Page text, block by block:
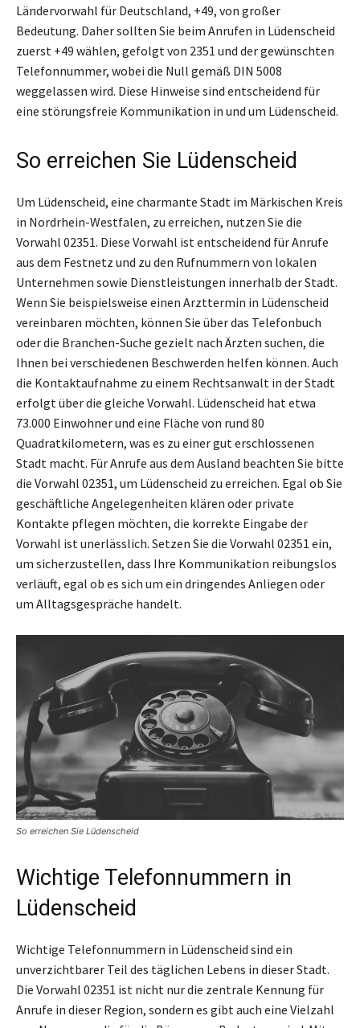
Ländervorwahl für Deutschland, +49, von großer
Bedeutung. Daher sollten Sie beim Anrufen in Lüdenscheid
zuerst +49 wählen, gefolgt von 2351 und der gewünschten
Telefonnummer, wobei die Null gemäß DIN 5008
weggelassen wird. Diese Hinweise sind entscheidend für
eine störungsfreie Kommunikation in und um Lüdenscheid.
So erreichen Sie Lüdenscheid
Um Lüdenscheid, eine charmante Stadt im Märkischen Kreis
in Nordrhein-Westfalen, zu erreichen, nutzen Sie die
Vorwahl 02351. Diese Vorwahl ist entscheidend für Anrufe
aus dem Festnetz und zu den Rufnummern von lokalen
Unternehmen sowie Dienstleistungen innerhalb der Stadt.
Wenn Sie beispielsweise einen Arzttermin in Lüdenscheid
vereinbaren möchten, können Sie über das Telefonbuch
oder die Branchen-Suche gezielt nach Ärzten suchen, die
Ihnen bei verschiedenen Beschwerden helfen können. Auch
die Kontaktaufnahme zu einem Rechtsanwalt in der Stadt
erfolgt über die gleiche Vorwahl. Lüdenscheid hat etwa
73.000 Einwohner und eine Fläche von rund 80
Quadratkilometern, was es zu einer gut erschlossenen
Stadt macht. Für Anrufe aus dem Ausland beachten Sie bitte
die Vorwahl 02351, um Lüdenscheid zu erreichen. Egal ob Sie
geschäftliche Angelegenheiten klären oder private
Kontakte pflegen möchten, die korrekte Eingabe der
Vorwahl ist unerlässlich. Setzen Sie die Vorwahl 02351 ein,
um sicherzustellen, dass Ihre Kommunikation reibungslos
verläuft, egal ob es sich um ein dringendes Anliegen oder
um Alltagsgespräche handelt.
So erreichen Sie Lüdenscheid
Wichtige Telefonnummern in
Lüdenscheid
Wichtige Telefonnummern in Lüdenscheid sind ein
unverzichtbarer Teil des täglichen Lebens in dieser Stadt.
Die Vorwahl 02351 ist nicht nur die zentrale Kennung für
Anrufe in dieser Region, sondern es gibt auch eine Vielzahl